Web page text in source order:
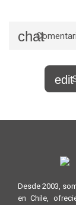
Desde 2003,
en Chile,